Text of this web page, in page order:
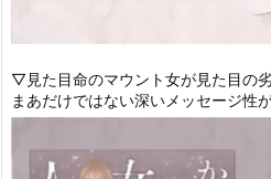
▽見た目命のマウント女が見た目の
まあだけではない深いメッセージ性